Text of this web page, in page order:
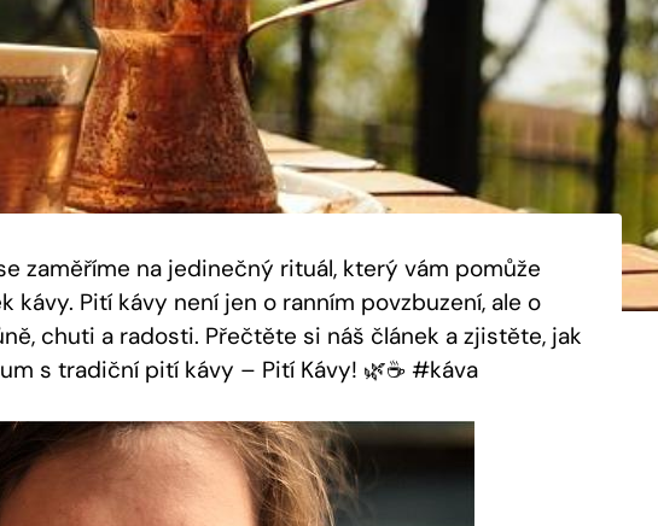
zaměříme na jedinečný rituál, který vám pomůže
kávy. Pití kávy není jen o ranním povzbuzení, ale o
chuti a radosti. Přečtěte si náš článek a zjistěte, jak
s tradiční pití kávy – Pití Kávy! 🌿☕️ #káva